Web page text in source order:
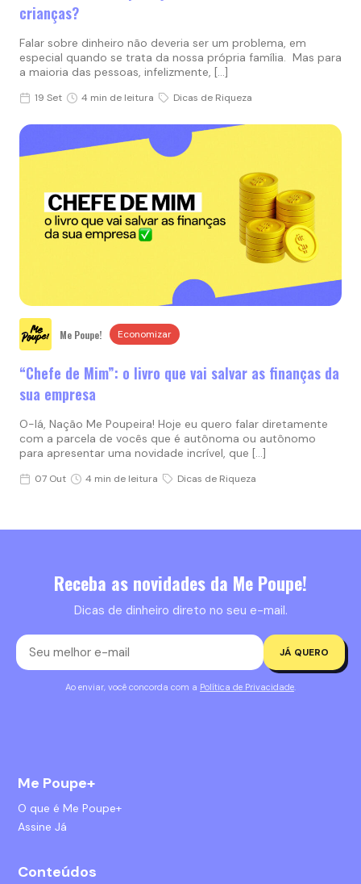
crianças?
Falar sobre dinheiro não deveria ser um problema, em
especial quando se trata da nossa própria família. Mas para
a maioria das pessoas, infelizmente, […]
19 Set 4 min de leitura Dicas de Riqueza
Me Poupe! Economizar
“Chefe de Mim”: o livro que vai salvar as finanças da
sua empresa
O-lá, Nação Me Poupeira! Hoje eu quero falar diretamente
com a parcela de vocês que é autônoma ou autônomo
para apresentar uma novidade incrível, que […]
07 Out 4 min de leitura Dicas de Riqueza
Receba as novidades da Me Poupe!
Dicas de dinheiro direto no seu e-mail.
JÁ QUERO
Ao enviar, você concorda com a Política de Privacidade.
Me Poupe+
O que é Me Poupe+
Assine Já
Conteúdos